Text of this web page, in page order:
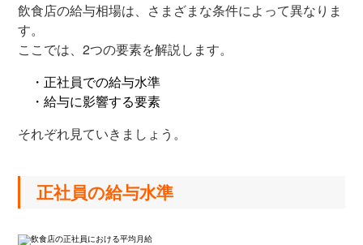
飲食店の給与相場は、さまざまな条件によって異なりま
す。
ここでは、2つの要素を解説します。
・正社員での給与水準
・給与に影響する要素
それぞれ見ていきましょう。
正社員の給与水準